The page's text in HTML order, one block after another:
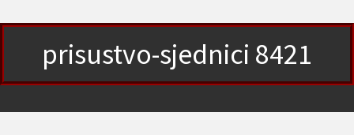
prisustvo-sjednici 8421